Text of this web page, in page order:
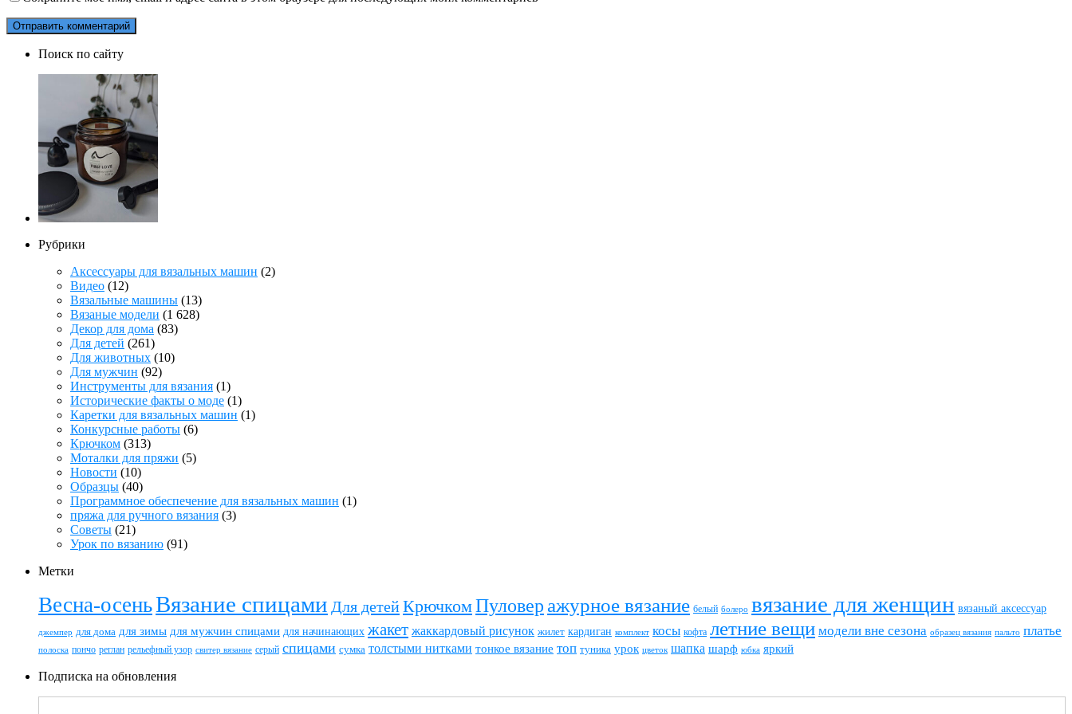
Поиск по сайту
Рубрики
Аксессуары для вязальных машин (2)
Видео (12)
Вязальные машины (13)
Вязаные модели (1 628)
Декор для дома (83)
Для детей (261)
Для животных (10)
Для мужчин (92)
Инструменты для вязания (1)
Исторические факты о моде (1)
Каретки для вязальных машин (1)
Конкурсные работы (6)
Крючком (313)
Моталки для пряжи (5)
Новости (10)
Образцы (40)
Программное обеспечение для вязальных машин (1)
пряжа для ручного вязания (3)
Советы (21)
Урок по вязанию (91)
Метки
Весна-осеньВязание спицами Для детейКрючкомПуловер ажурное вязание белый болеро вязание для женщин вязаный аксессуар
джемпер для дома для зимы для мужчин спицами для начинающих жакет жаккардовый рисунок жилет кардиган комплект косы кофта летние вещи модели вне сезона образец вязания пальто платье
полоска пончо реглан рельефный узор свитер вязание серый спицами сумка толстыми нитками тонкое вязание топ туника урок цветок шапка шарф юбка яркий
Подписка на обновления